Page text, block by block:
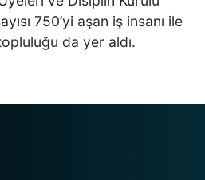
TÜRKİYE’DE BİR İLKE İMZA
750’yi aşan iş insanı ile
da yer aldı.